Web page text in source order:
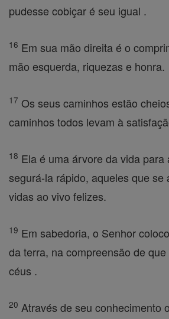
pudesse cobiçar é seu igual .
16 Em sua mão direita é o
mão esquerda, riquezas e honra.
17 Os seus caminhos estão
caminhos todos levam à
18 Ela é uma árvore da vida para
segurá-la rápido, aqueles que se
vidas ao vivo felizes.
19 Em sabedoria, o Senhor
da terra, na compreensão de
céus .
20 Através de seu conhecimento